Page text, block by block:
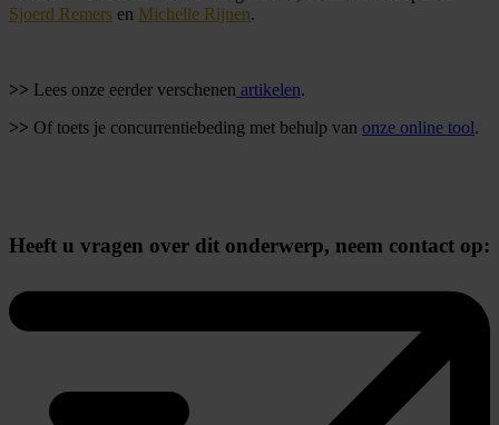
Sjoerd Remers en Michelle Rijnen.
>> Lees onze eerder verschenen artikelen.
>> Of toets je concurrentiebeding met behulp van onze online tool.
Heeft u vragen over dit onderwerp, neem contact op: